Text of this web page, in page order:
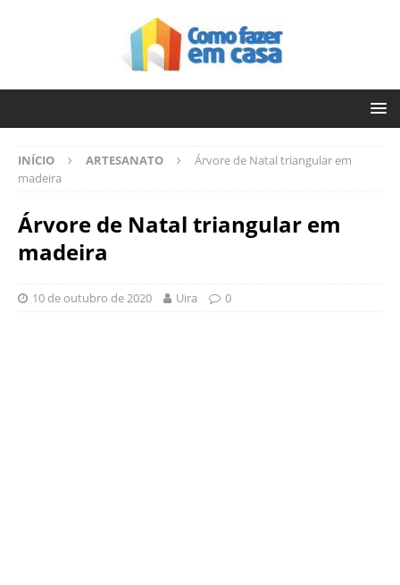
INÍCIO ARTESANATO
Árvore de Natal triangular em
madeira
Árvore de Natal triangular em
madeira
10 de outubro de 2020 Uira 0